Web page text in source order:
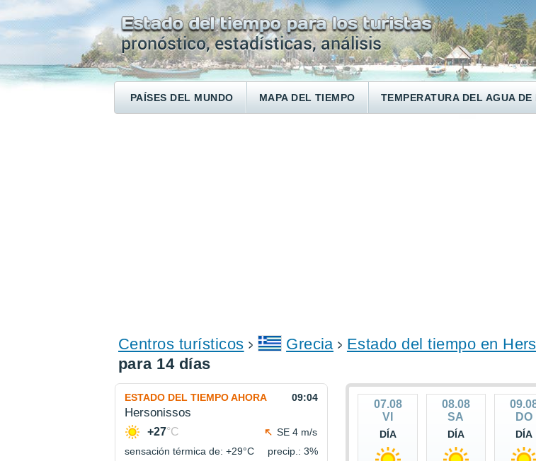
PAÍSES DEL MUNDO MAPA DEL TIEMPO TEMPERATURA DEL AGUA DE
Centros turísticos Grecia Estado del tiempo en
para 14 días
07.08
VI
DÍA
08.08
SA
DÍA
DO
DÍA
ESTADO DEL TIEMPO AHORA 09:04
Hersonissos
+27°C
SE 4 m/s
sensación térmica de: +29°C precip.: 3%